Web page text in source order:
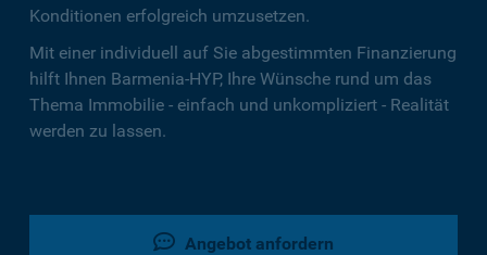
Konditionen erfolgreich umzusetzen.
Mit einer individuell auf Sie abgestimmten Finanzierung
hilft Ihnen Barmenia-HYP, Ihre Wünsche rund um das
Thema Immobilie - einfach und unkompliziert - Realität
werden zu lassen.
Angebot anfordern